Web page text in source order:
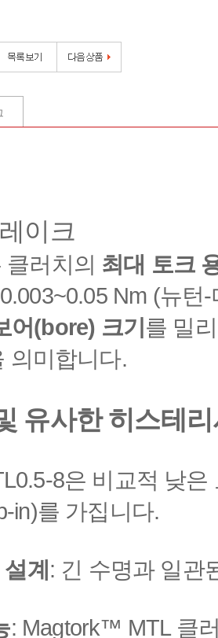
이크
클러치의 최대 토크
Nm (뉴턴
어(bore) 크기 를 밀
의미합니다.
유사한 히스테
8은 비교적 낮
in)를 가집니다.
계 : 긴 수명과 일관
: Magtork™ MTL 클